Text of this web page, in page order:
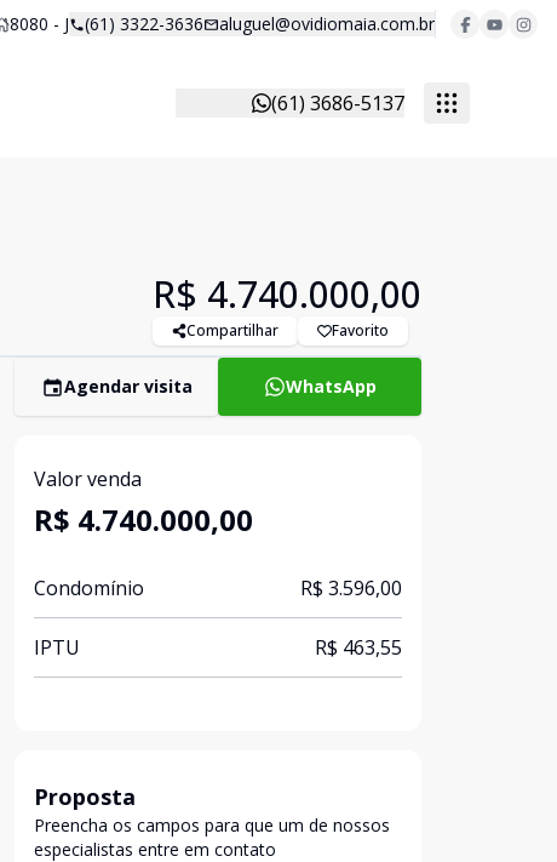
8080 - J (61) 3322-3636 aluguel@ovidiomaia.com.br
(61) 3686-5137
R$ 4.740.000,00
Compartilhar Favorito
Agendar visita WhatsApp
Valor venda
R$ 4.740.000,00
Condomínio R$ 3.596,00
IPTU R$ 463,55
Proposta
Preencha os campos para que um de nossos
especialistas entre em contato